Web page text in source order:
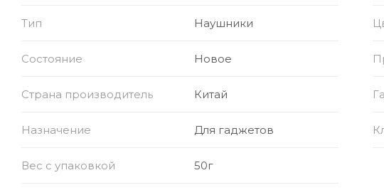
Тип Наушники
Состояние Новое
Страна производитель Китай
Назначение Для гаджетов
Вес с упаковкой 50г